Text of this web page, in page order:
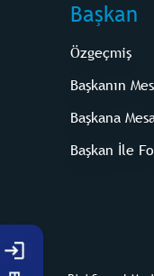
Başkan
Özgeçmiş
Başkanın
Başkana
Başkan İle